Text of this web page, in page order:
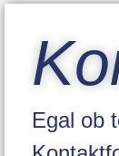
Egal ob